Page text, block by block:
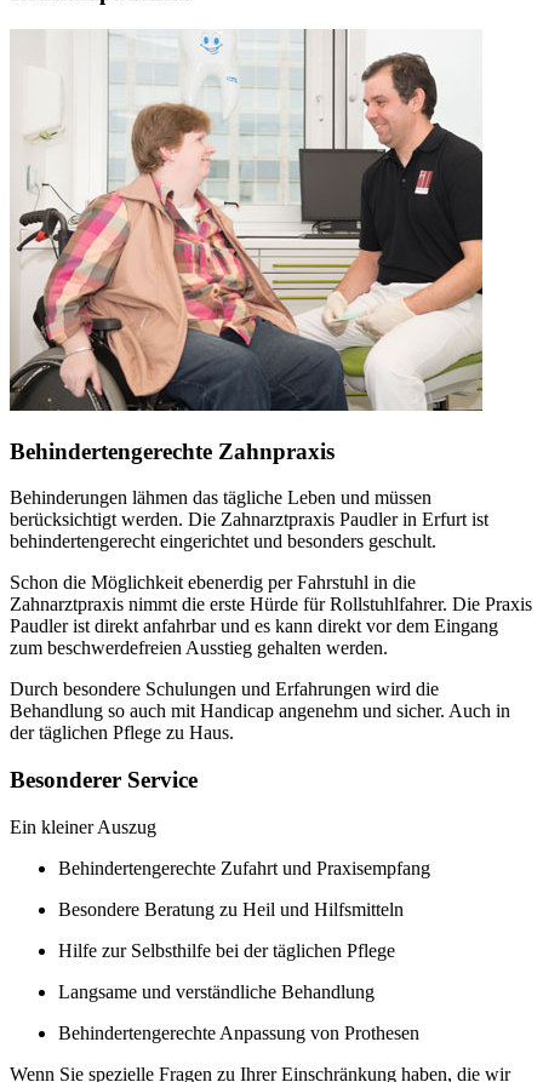
Behindertengerechte Zahnpraxis
Behinderungen lähmen das tägliche Leben und müssen
berücksichtigt werden. Die Zahnarztpraxis Paudler in Erfurt ist
behindertengerecht eingerichtet und besonders geschult.
Schon die Möglichkeit ebenerdig per Fahrstuhl in die
Zahnarztpraxis nimmt die erste Hürde für Rollstuhlfahrer. Die Praxis
Paudler ist direkt anfahrbar und es kann direkt vor dem Eingang
zum beschwerdefreien Ausstieg gehalten werden.
Durch besondere Schulungen und Erfahrungen wird die
Behandlung so auch mit Handicap angenehm und sicher. Auch in
der täglichen Pflege zu Haus.
Besonderer Service
Ein kleiner Auszug
Behindertengerechte Zufahrt und Praxisempfang
Besondere Beratung zu Heil und Hilfsmitteln
Hilfe zur Selbsthilfe bei der täglichen Pflege
Langsame und verständliche Behandlung
Behindertengerechte Anpassung von Prothesen
Wenn Sie spezielle Fragen zu Ihrer Einschränkung haben, die wir